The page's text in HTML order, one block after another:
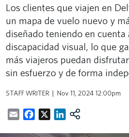
Los clientes que viajen en
un mapa de vuelo nuevo y
diseñado teniendo en cuenta
discapacidad visual, lo que
más viajeros puedan
sin esfuerzo y de forma
STAFF WRITER Nov 11, 2024 12:00pm
EmailFacebookLinkedIn